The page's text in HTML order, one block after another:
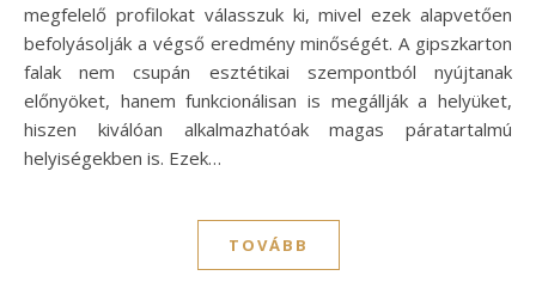
megfelelő profilokat válasszuk ki, mivel ezek alapvetően
befolyásolják a végső eredmény minőségét. A gipszkarton
falak nem csupán esztétikai szempontból nyújtanak
előnyöket, hanem funkcionálisan is megállják a helyüket,
hiszen kiválóan alkalmazhatóak magas páratartalmú
helyiségekben is. Ezek…
TOVÁBB